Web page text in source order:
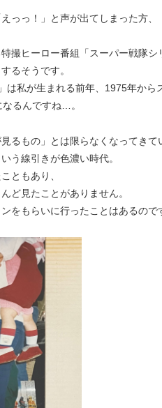
っっ！」と声が出てしまった方、
撮ヒーロー番組「スーパー戦隊シ
るそうです。
は私が生まれる前年、1975年から
るんですね…。
るもの」とは限らなくなってきて
う線引きが色濃い時代。
ともあり、
ど見たことがありません。
をもらいに行ったことはあるので